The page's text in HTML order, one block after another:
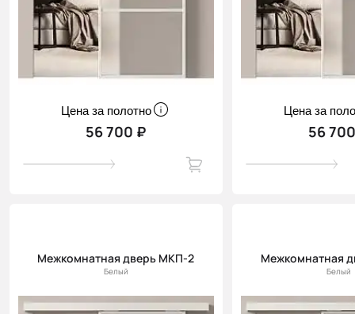
Цена за полотно
56 700 ₽
Цена за
56
Межкомнатная дверь МКП-2
Белый
Межкомнатная
Белый